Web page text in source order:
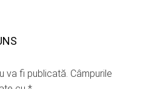
va fi publicată. Câmpurile